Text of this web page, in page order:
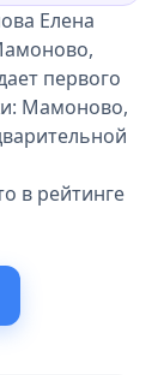
Елена
первого
Мамоново,
в рейтинге